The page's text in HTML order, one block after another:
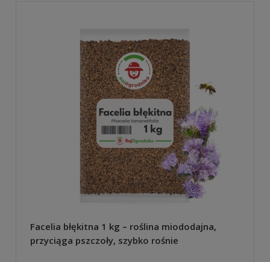
Facelia błękitna 1 kg – roślina miododajna,
przyciąga pszczoły, szybko rośnie